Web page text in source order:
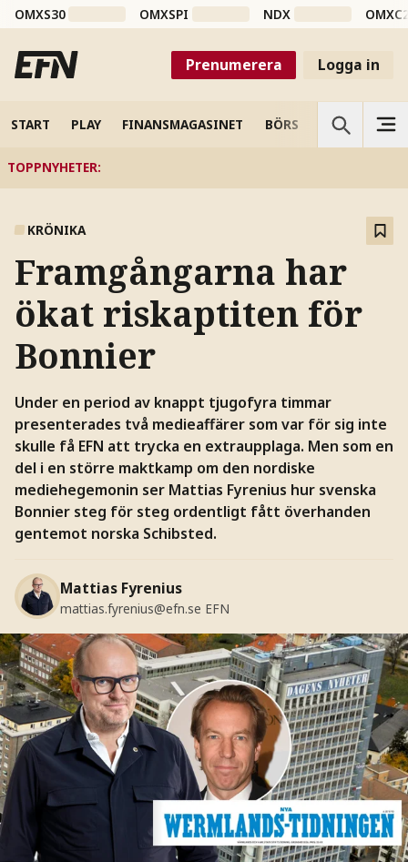
OMXS30 OMXSPI NDX
Prenumerera Logga in
START PLAY FINANSMAGASINET BÖRS VETENSKAP
TOPPNYHETER:
KRÖNIKA
Framgångarna har
ökat riskaptiten för
Bonnier
Under en period av knappt tjugofyra timmar
presenterades två medieaffärer som var för sig inte
skulle få EFN att trycka en extraupplaga. Men som en
del i en större maktkamp om den nordiske
mediehegemonin ser Mattias Fyrenius hur svenska
Bonnier steg för steg ordentligt fått överhanden
gentemot norska Schibsted.
Mattias Fyrenius
mattias.fyrenius@efn.se EFN